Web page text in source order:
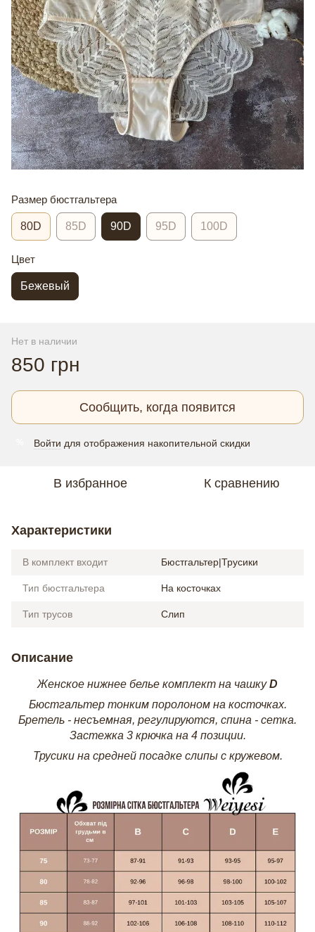
Размер бюстгальтера
80D 85D 90D 95D 100D
Цвет
Бежевый
Нет в наличии
850 грн
Сообщить, когда появится
Войти для отображения накопительной скидки
В избранное К сравнению
Характеристики
В комплект входит Бюстгальтер|Трусики
Тип бюстгальтера На косточках
Тип трусов Слип
Описание
Женское нижнее белье комплект на чашкуD
Бюстгальтер тонким поролоном на косточках.
Бретель - несъемная, регулируются, спина - сетка.
Застежка 3 крючка на 4 позиции.
Трусики на средней посадке слипы с кружевом.